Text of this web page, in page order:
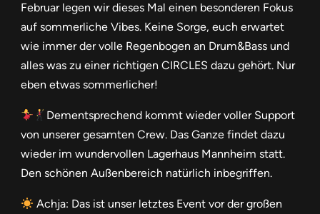
Februar legen wir dieses Mal einen besonderen Fokus
auf sommerliche Vibes. Keine Sorge, euch erwartet
wie immer der volle Regenbogen an Drum&Bass und
alles was zu einer richtigen CIRCLES dazu gehört. Nur
eben etwas sommerlicher!
Dementsprechend kommt wieder voller Support
von unserer gesamten Crew. Das Ganze findet dazu
wieder im wundervollen Lagerhaus Mannheim statt.
Den schönen Außenbereich natürlich inbegriffen.
Achja: Das ist unser letztes Event vor der großen